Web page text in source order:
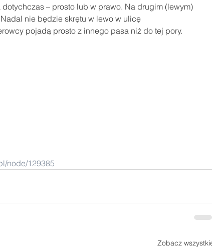
– prosto lub w prawo. Na drugim (lewym)
nie będzie skrętu w lewo w ulicę
pojadą prosto z innego pasa niż do tej pory.
node/129385
Zobacz